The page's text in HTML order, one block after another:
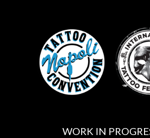
WORK IN